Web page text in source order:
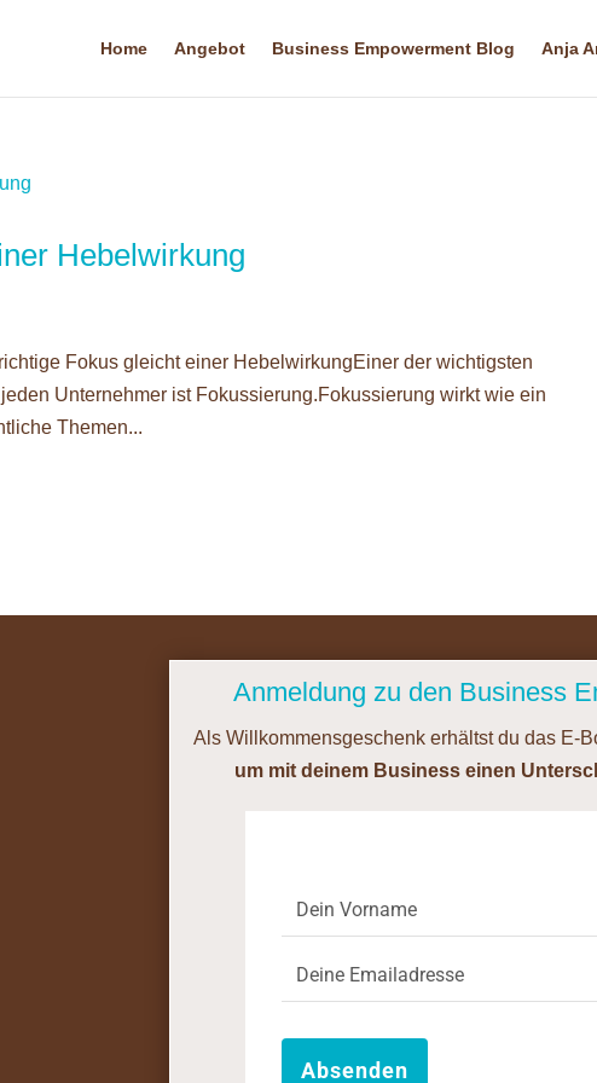
Home Angebot Business Empowerment Blog Anja
Hebelwirkung
Fokus gleicht einer HebelwirkungEiner der wichtigsten
Unternehmer ist Fokussierung.Fokussierung wirkt wie ein
Themen...
Anmeldung zu den Business
Als Willkommensgeschenk erhältst du das E-
um mit deinem Business einen
Absenden